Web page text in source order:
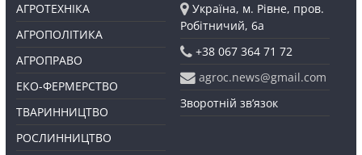
АГРОТЕХНІКА
АГРОПОЛІТИКА
АГРОПРАВО
ЕКО-ФЕРМЕРСТВО
ТВАРИННИЦТВО
РОСЛИННИЦТВО
Україна, м. Рівне, пров.
Робітничий, 6а
+38 067 364 71 72
agroc.news@gmail.com
Зворотній зв’язок